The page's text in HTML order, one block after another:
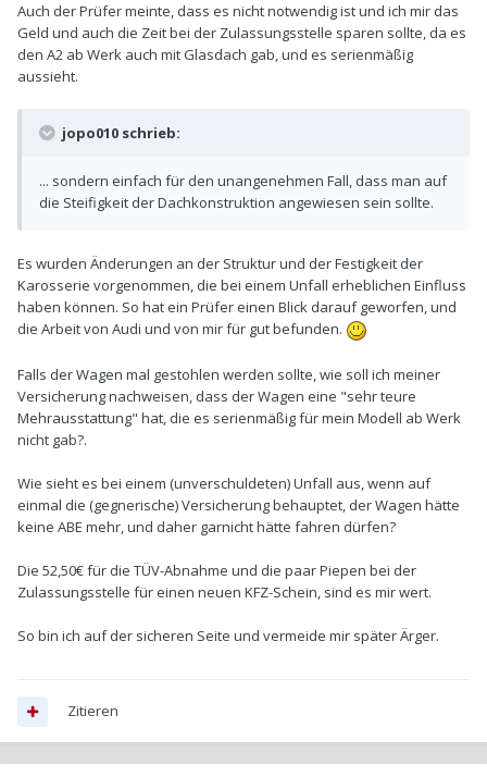
Auch der Prüfer meinte, dass es nicht notwendig ist und ich mir das
Geld und auch die Zeit bei der Zulassungsstelle sparen sollte, da es
den A2 ab Werk auch mit Glasdach gab, und es serienmäßig
aussieht.
jopo010 schrieb:
... sondern einfach für den unangenehmen Fall, dass man auf
die Steifigkeit der Dachkonstruktion angewiesen sein sollte.
Es wurden Änderungen an der Struktur und der Festigkeit der
Karosserie vorgenommen, die bei einem Unfall erheblichen Einfluss
haben können. So hat ein Prüfer einen Blick darauf geworfen, und
die Arbeit von Audi und von mir für gut befunden.
Falls der Wagen mal gestohlen werden sollte, wie soll ich meiner
Versicherung nachweisen, dass der Wagen eine "sehr teure
Mehrausstattung" hat, die es serienmäßig für mein Modell ab Werk
nicht gab?.
Wie sieht es bei einem (unverschuldeten) Unfall aus, wenn auf
einmal die (gegnerische) Versicherung behauptet, der Wagen hätte
keine ABE mehr, und daher garnicht hätte fahren dürfen?
Die 52,50€ für die TÜV-Abnahme und die paar Piepen bei der
Zulassungsstelle für einen neuen KFZ-Schein, sind es mir wert.
So bin ich auf der sicheren Seite und vermeide mir später Ärger.
Zitieren